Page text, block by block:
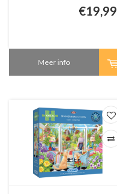
€19,99
Meer info